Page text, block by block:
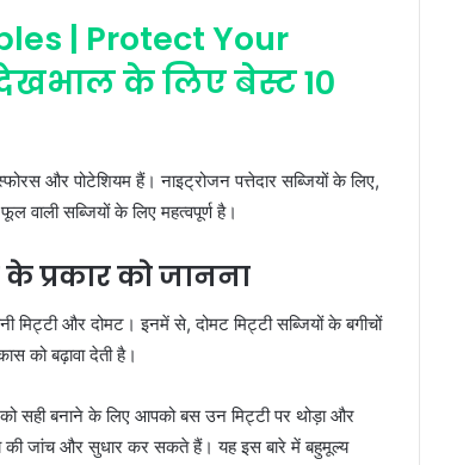
| Protect Your
के लिए बेस्ट 10
और पोटेशियम हैं। नाइट्रोजन पत्तेदार सब्जियों के लिए,
सब्जियों के लिए महत्वपूर्ण है।
के प्रकार को जानना
मिट्टी और दोमट। इनमें से, दोमट मिट्टी सब्जियों के बगीचों
को बढ़ावा देती है।
सही बनाने के लिए आपको बस उन मिट्टी पर थोड़ा और
की जांच और सुधार कर सकते हैं। यह इस बारे में बहुमूल्य